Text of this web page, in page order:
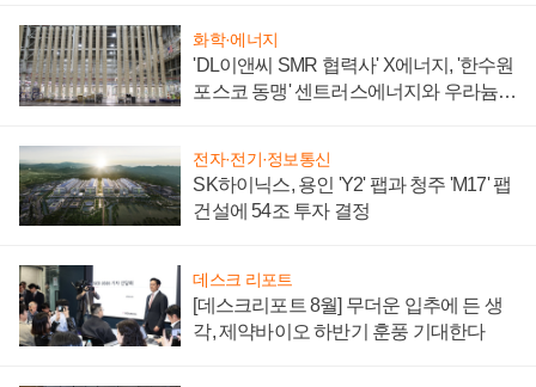
화학·에너지
'DL이앤씨 SMR 협력사' X에너지, '한수원
포스코 동맹' 센트러스에너지와 우라늄
전자·전기·정보통신
SK하이닉스, 용인 'Y2' 팹과 청주 'M17' 팹
건설에 54조 투자 결정
데스크 리포트
[데스크리포트 8월] 무더운 입추에 든 생
각, 제약바이오 하반기 훈풍 기대한다